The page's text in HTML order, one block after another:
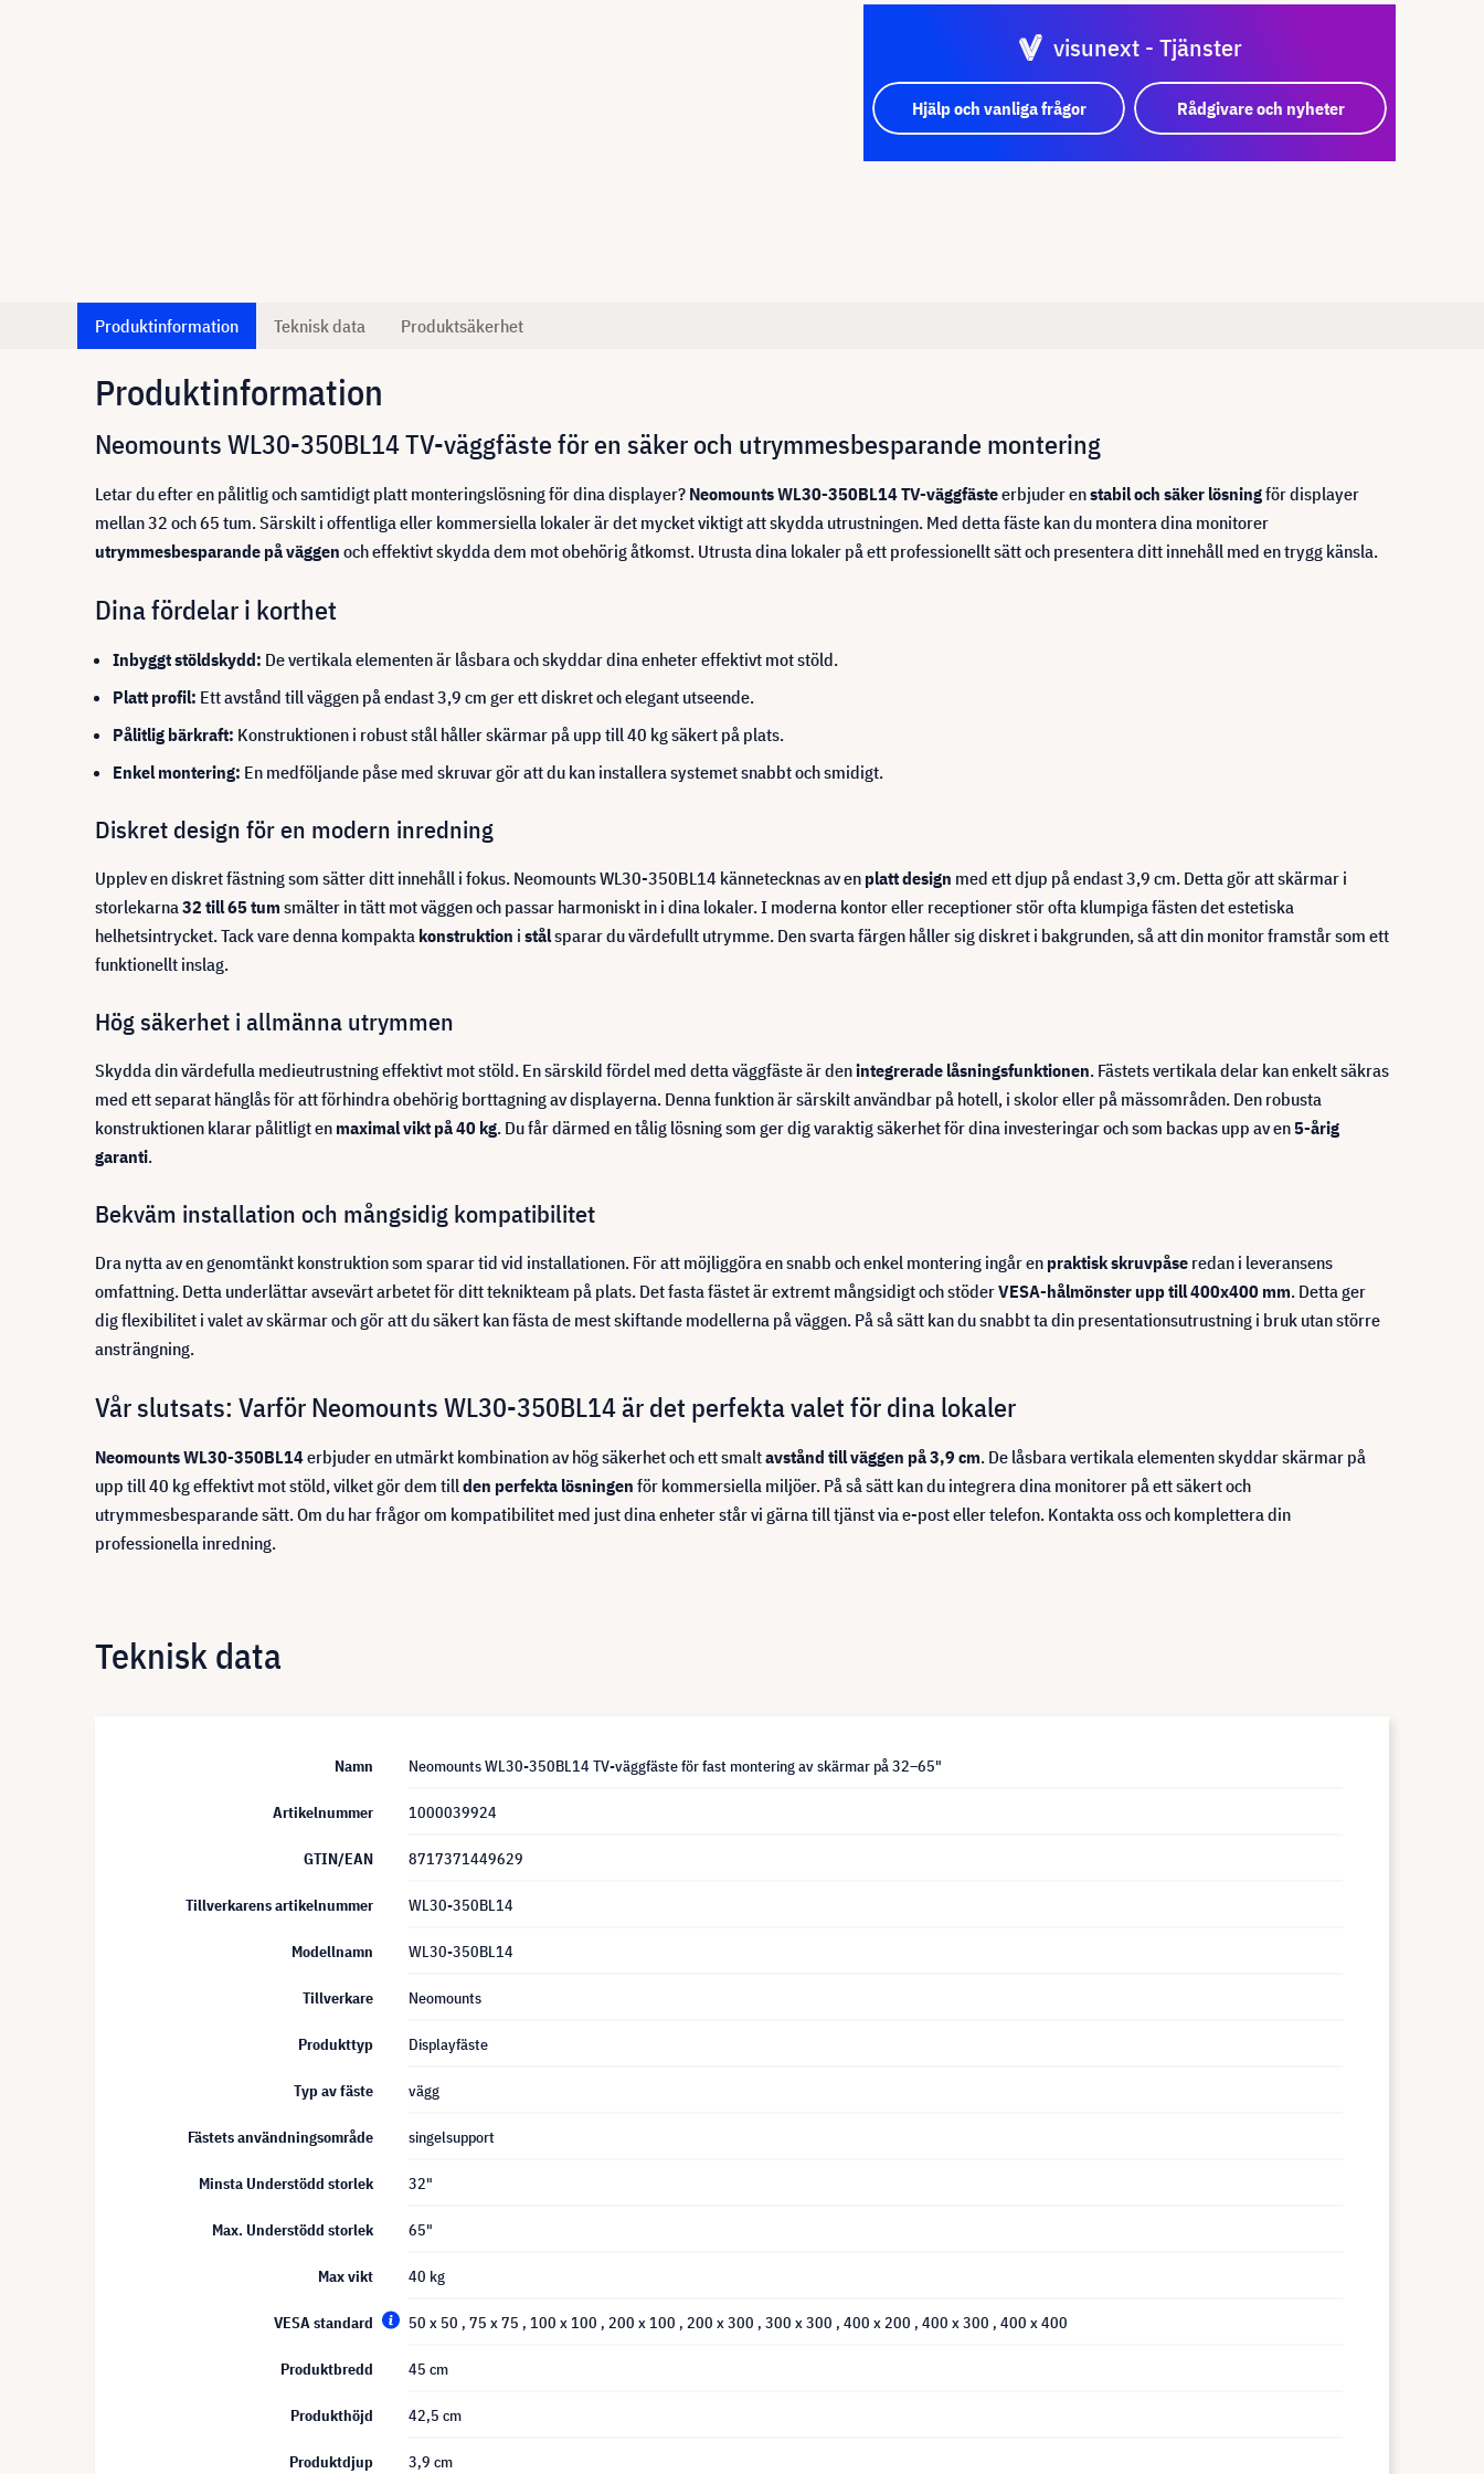
visunext - Tjänster
Hjälp och vanliga frågor Rådgivare och nyheter
Produktinformation Teknisk data Produktsäkerhet
Produktinformation
Neomounts WL30-350BL14 TV-väggfäste för en säker och utrymmesbesparande montering
Letar du efter en pålitlig och samtidigt platt monteringslösning för dina displayer? Neomounts WL30-350BL14 TV-väggfästeerbjuder enstabil och säker lösningför displayer
mellan 32 och 65 tum. Särskilt i offentliga eller kommersiella lokaler är det mycket viktigt att skydda utrustningen. Med detta fäste kan du montera dina monitorer
utrymmesbesparande på väggen och effektivt skydda dem mot obehörig åtkomst. Utrusta dina lokaler på ett professionellt sätt och presentera ditt innehåll med en trygg känsla.
Dina fördelar i korthet
Inbyggt stöldskydd: De vertikala elementen är låsbara och skyddar dina enheter effektivt mot stöld.
Platt profil: Ett avstånd till väggen på endast 3,9 cm ger ett diskret och elegant utseende.
Pålitlig bärkraft: Konstruktionen i robust stål håller skärmar på upp till 40 kg säkert på plats.
Enkel montering: En medföljande påse med skruvar gör att du kan installera systemet snabbt och smidigt.
Diskret design för en modern inredning
Upplev en diskret fästning som sätter ditt innehåll i fokus. Neomounts WL30-350BL14 kännetecknas av en platt design med ett djup på endast 3,9 cm. Detta gör att skärmar i
storlekarna32 till 65 tum smälter in tätt mot väggen och passar harmoniskt in i dina lokaler. I moderna kontor eller receptioner stör ofta klumpiga fästen det estetiska
helhetsintrycket. Tack vare denna kompakta konstruktion i stålsparar du värdefullt utrymme. Den svarta färgen håller sig diskret i bakgrunden, så att din monitor framstår som ett
funktionellt inslag.
Hög säkerhet i allmänna utrymmen
Skydda din värdefulla medieutrustning effektivt mot stöld. En särskild fördel med detta väggfäste är denintegrerade låsningsfunktionen. Fästets vertikala delar kan enkelt säkras
med ett separat hänglås för att förhindra obehörig borttagning av displayerna. Denna funktion är särskilt användbar på hotell, i skolor eller på mässområden. Den robusta
konstruktionen klarar pålitligt en maximal vikt på 40 kg. Du får därmed en tålig lösning som ger dig varaktig säkerhet för dina investeringar och som backas upp av en5-årig
garanti.
Bekväm installation och mångsidig kompatibilitet
Dra nytta av en genomtänkt konstruktion som sparar tid vid installationen. För att möjliggöra en snabb och enkel montering ingår en praktisk skruvpåse redan i leveransens
omfattning. Detta underlättar avsevärt arbetet för ditt teknikteam på plats. Det fasta fästet är extremt mångsidigt och stöderVESA-hålmönster upp till 400x400 mm. Detta ger
dig flexibilitet i valet av skärmar och gör att du säkert kan fästa de mest skiftande modellerna på väggen. På så sätt kan du snabbt ta din presentationsutrustning i bruk utan större
ansträngning.
Vår slutsats: Varför Neomounts WL30-350BL14 är det perfekta valet för dina lokaler
Neomounts WL30-350BL14erbjuder en utmärkt kombination av hög säkerhet och ett smaltavstånd till väggen på 3,9 cm. De låsbara vertikala elementen skyddar skärmar på
upp till 40 kg effektivt mot stöld, vilket gör dem tillden perfekta lösningen för kommersiella miljöer. På så sätt kan du integrera dina monitorer på ett säkert och
utrymmesbesparande sätt. Om du har frågor om kompatibilitet med just dina enheter står vi gärna till tjänst via e-post eller telefon. Kontakta oss och komplettera din
professionella inredning.
Teknisk data
Namn Neomounts WL30-350BL14 TV-väggfäste för fast montering av skärmar på 32–65"
Artikelnummer 1000039924
GTIN/EAN 8717371449629
Tillverkarens artikelnummer WL30-350BL14
Modellnamn WL30-350BL14
Tillverkare Neomounts
Produkttyp Displayfäste
Typ av fäste vägg
Fästets användningsområde singelsupport
Minsta Understödd storlek 32"
Max. Understödd storlek 65"
Max vikt 40 kg
VESA standard 50 x 50 , 75 x 75 , 100 x 100 , 200 x 100 , 200 x 300 , 300 x 300 , 400 x 200 , 400 x 300 , 400 x 400
Produktbredd 45 cm
Produkthöjd 42,5 cm
Produktdjup 3,9 cm